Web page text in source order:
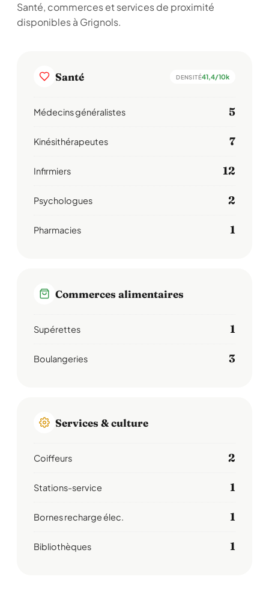
Santé, commerces et services de proximité
disponibles à Grignols.
Santé DENSITÉ41,4/10k
Médecins généralistes 5
Kinésithérapeutes 7
Infirmiers 12
Psychologues 2
Pharmacies 1
Commerces alimentaires
Supérettes 1
Boulangeries 3
Services & culture
Coiffeurs 2
Stations-service 1
Bornes recharge élec. 1
Bibliothèques 1